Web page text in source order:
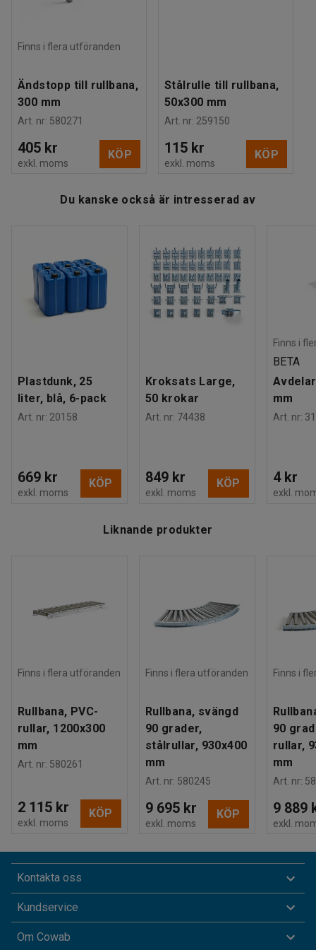
Finns i flera utföranden
Ändstopp till rullbana,
300 mm
Art. nr: 580271
405 kr
exkl. moms
KÖP
Stålrulle till rullbana,
50x300 mm
Art. nr: 259150
115 kr
exkl. moms
KÖP
Du kanske också är intresserad av
Plastdunk, 25
liter, blå, 6-pack
Art. nr: 20158
669 kr
exkl. moms
KÖP
Kroksats Large,
50 krokar
Art. nr: 74438
849 kr
exkl. moms
KÖP
Finns i
BETA
mm
Art. nr:
4 kr
exkl.
Liknande produkter
Finns i flera utföranden
Rullbana, PVC-
rullar, 1200x300
mm
Art. nr: 580261
2 115 kr
exkl. moms
KÖP
Finns i flera utföranden
Rullbana, svängd
90 grader,
stålrullar, 930x400
mm
Art. nr: 580245
9 695 kr
exkl. moms
KÖP
Finns i
90
rullar,
mm
Art. nr:
9 889
exkl.
Kontakta oss
Kundservice
Om Cowab